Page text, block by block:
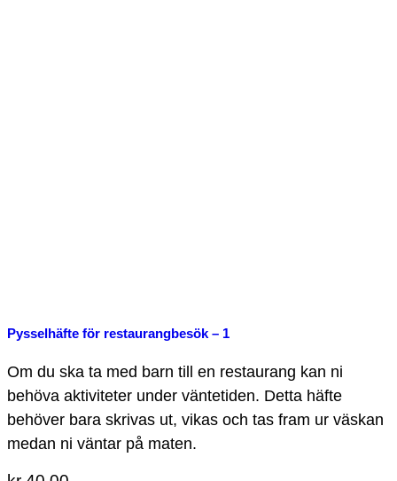
Pysselhäfte för restaurangbesök – 1
Om du ska ta med barn till en restaurang kan ni
behöva aktiviteter under väntetiden. Detta häfte
behöver bara skrivas ut, vikas och tas fram ur väskan
medan ni väntar på maten.